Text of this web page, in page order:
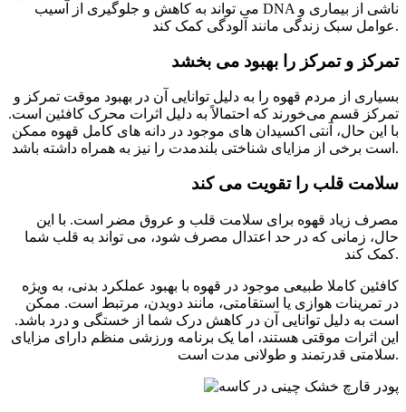
می تواند به کاهش و جلوگیری از آسیب DNA ناشی از بیماری و
عوامل سبک زندگی مانند آلودگی کمک کند.
تمرکز و تمرکز را بهبود می بخشد
بسیاری از مردم قهوه را به دلیل توانایی آن در بهبود موقت تمرکز و
تمرکز قسم می‌خورند که احتمالاً به دلیل اثرات محرک کافئین است.
با این حال، آنتی اکسیدان های موجود در دانه های کامل قهوه ممکن
است برخی از مزایای شناختی بلندمدت را نیز به همراه داشته باشد.
سلامت قلب را تقویت می کند
مصرف زیاد قهوه برای سلامت قلب و عروق مضر است. با این
حال، زمانی که در حد اعتدال مصرف شود، می تواند به قلب شما
کمک کند.
کافئین کاملا طبیعی موجود در قهوه با بهبود عملکرد بدنی، به ویژه
در تمرینات هوازی یا استقامتی، مانند دویدن، مرتبط است. ممکن
است به دلیل توانایی آن در کاهش درک شما از خستگی و درد باشد.
این اثرات موقتی هستند، اما یک برنامه ورزشی منظم دارای مزایای
سلامتی قدرتمند و طولانی مدت است.